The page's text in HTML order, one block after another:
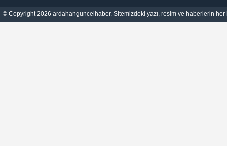
© Copyright 2026 ardahanguncelhaber. Sitemizdeki yazı, resim ve haberlerin her